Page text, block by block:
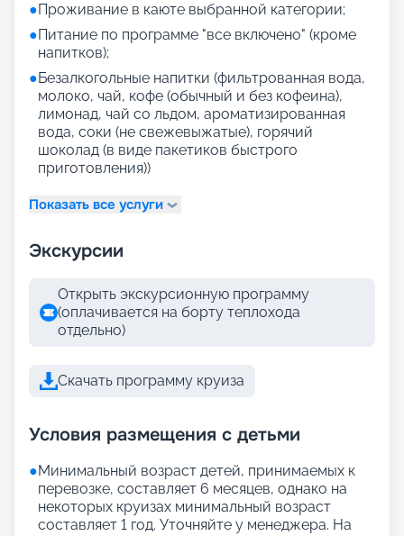
●Проживание в каюте выбранной категории;
●Питание по программе "все включено" (кроме
напитков);
●Безалкогольные напитки (фильтрованная вода,
молоко, чай, кофе (обычный и без кофеина),
лимонад, чай со льдом, ароматизированная
вода, соки (не свежевыжатые), горячий
шоколад (в виде пакетиков быстрого
приготовления))
Показать все услуги
Экскурсии
Открыть экскурсионную программу
(оплачивается на борту теплохода
отдельно)
Скачать программу круиза
Условия размещения с детьми
●Минимальный возраст детей, принимаемых к
перевозке, составляет 6 месяцев, однако на
некоторых круизах минимальный возраст
составляет 1 год. Уточняйте у менеджера. На